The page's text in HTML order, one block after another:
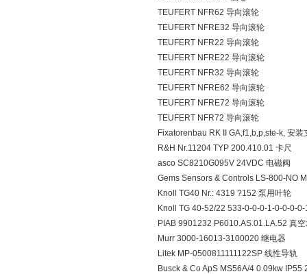
TEUFERT NFR62 导向滚轮
TEUFERT NFRE32 导向滚轮
TEUFERT NFR22 导向滚轮
TEUFERT NFRE22 导向滚轮
TEUFERT NFR32 导向滚轮
TEUFERT NFRE62 导向滚轮
TEUFERT NFRE72 导向滚轮
TEUFERT NFR72 导向滚轮
Fixatorenbau RK II GA,f1,b,p,ste-k, 安装
R&H Nr.11204 TYP 200.410.01 卡尺
asco SC8210G095V 24VDC 电磁阀
Gems Sensors & Controls LS-800-NO
Knoll TG40 Nr.: 4319 ?152 泵用叶轮
Knoll TG 40-52/22 533-0-0-0-1-0-0-0-0-
PIAB 9901232 P6010.AS.01.LA.52 真
Murr 3000-16013-3100020 继电器
Litek MP-0500811111122SP 线性导轨
Busck & Co ApS MS56A/4 0.09kw